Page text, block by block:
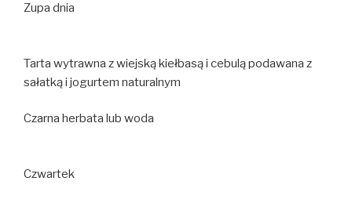
Zupa dnia
Tarta wytrawna z wiejską kiełbasą i cebulą podawana z
sałatką i jogurtem naturalnym
Czarna herbata lub woda
Czwartek